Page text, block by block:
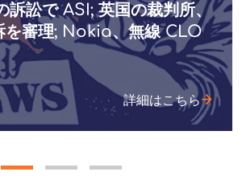
訟で ASI; 英国の裁判所、
を審理; Nokia、無線 CLO
詳細はこちら